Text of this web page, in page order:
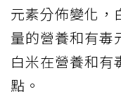
元素分佈變化，
量的營養和有毒
白米在營養和有
點。